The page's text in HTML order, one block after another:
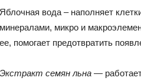
Яблочная вода – наполняет
минералами, микро и
ее, помогает предотвратить
Экстракт семян льна —